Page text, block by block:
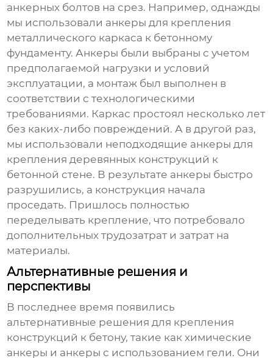
анкерных болтов на срез. Например, однажды
мы использовали анкеры для крепления
металлического каркаса к бетонному
фундаменту. Анкеры были выбраны с учетом
предполагаемой нагрузки и условий
эксплуатации, а монтаж был выполнен в
соответствии с технологическими
требованиями. Каркас простоял несколько лет
без каких-либо повреждений. А в другой раз,
мы использовали неподходящие анкеры для
крепления деревянных конструкций к
бетонной стене. В результате анкеры быстро
разрушились, а конструкция начала
проседать. Пришлось полностью
переделывать крепление, что потребовало
дополнительных трудозатрат и затрат на
материалы.
Альтернативные решения и
перспективы
В последнее время появились
альтернативные решения для крепления
конструкций к бетону, такие как химические
анкеры и анкеры с использованием гели. Они